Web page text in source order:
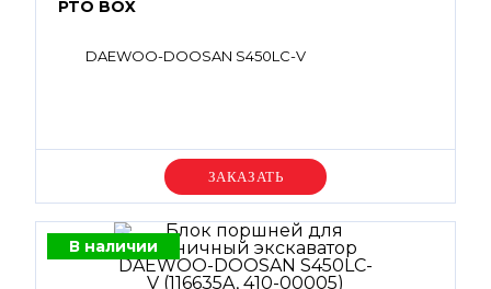
PTO BOX
DAEWOO-DOOSAN S450LC-V
Уточняйте цену
В наличии